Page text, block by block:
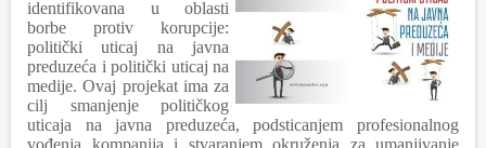
identifikovana u oblasti
borbe protiv korupcije:
politički uticaj na javna
preduzeća i politički uticaj na
medije. Ovaj projekat ima za
cilj smanjenje političkog
uticaja na javna preduzeća, podsticanjem profesionalnog